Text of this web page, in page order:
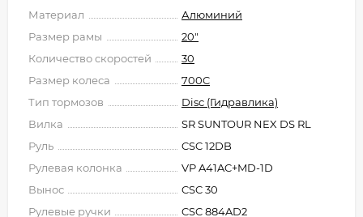
Материал
Алюминий
Размер рамы
20"
Количество скоростей
30
Размер колеса
700C
Тип тормозов
Disc (Гидравлика)
Вилка
SR SUNTOUR NEX DS RL
Руль
CSC 12DB
Рулевая колонка
VP A41AC+MD-1D
Вынос
CSC 30
Рулевые ручки
CSC 884AD2